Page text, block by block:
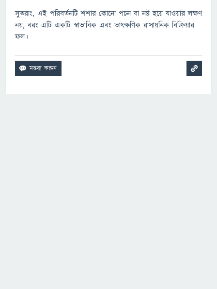
সুতরাং, এই পরিবর্তনটি শশার কোনো পচন বা নষ্ট হয়ে যাওয়ার লক্ষণ
নয়, বরং এটি একটি স্বাভাবিক এবং তাৎক্ষণিক রাসায়নিক বিক্রিয়ার
ফল।